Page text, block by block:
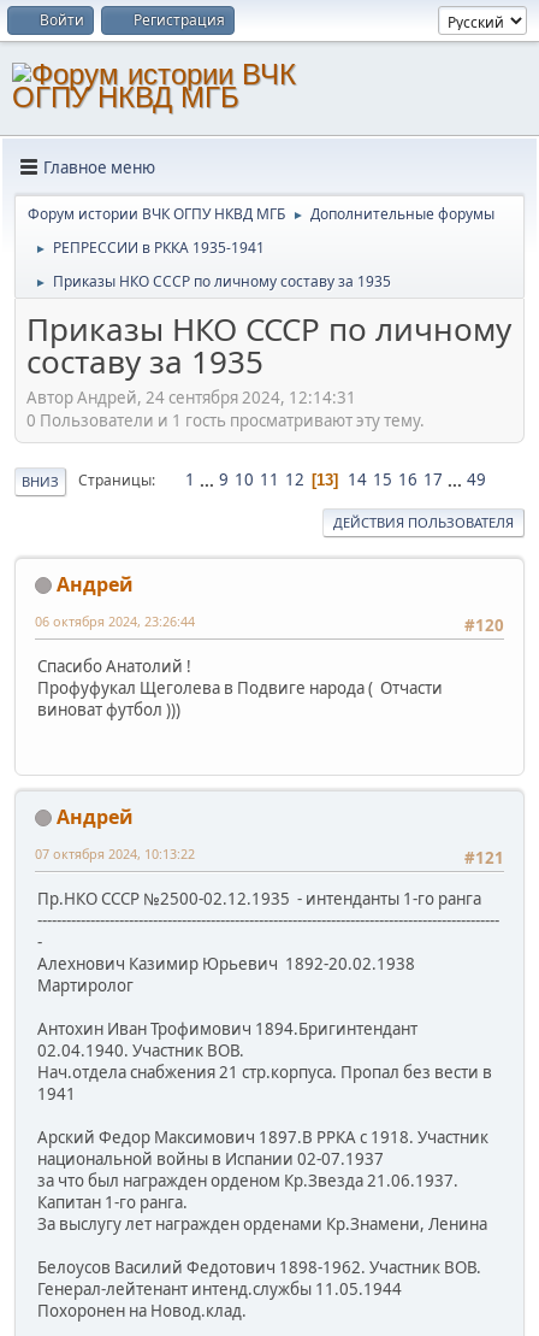
Войти Регистрация
Главное меню
Форум истории ВЧК ОГПУ НКВД МГБ ► Дополнительные форумы
► РЕПРЕССИИ в РККА 1935-1941
► Приказы НКО СССР по личному составу за 1935
Приказы НКО СССР по личному
составу за 1935
Автор Андрей, 24 сентября 2024, 12:14:31
0 Пользователи и 1 гость просматривают эту тему.
ВНИЗ Страницы 1 ... 9 10 11 12 13 14 15 16 17 ... 49
ДЕЙСТВИЯ ПОЛЬЗОВАТЕЛЯ
Андрей
#120
06 октября 2024, 23:26:44
Спасибо Анатолий !
Профуфукал Щеголева в Подвиге народа ( Отчасти
виноват футбол )))
Андрей
#121
07 октября 2024, 10:13:22
Пр.НКО СССР №2500-02.12.1935 - интенданты 1-го ранга
------------------------------------------------------------------------------------------------
-
Алехнович Казимир Юрьевич 1892-20.02.1938
Мартиролог
Антохин Иван Трофимович 1894.Бригинтендант
02.04.1940. Участник ВОВ.
Нач.отдела снабжения 21 стр.корпуса. Пропал без вести в
1941
Арский Федор Максимович 1897.В РРКА с 1918. Участник
национальной войны в Испании 02-07.1937
за что был награжден орденом Кр.Звезда 21.06.1937.
Капитан 1-го ранга.
За выслугу лет награжден орденами Кр.Знамени, Ленина
Белоусов Василий Федотович 1898-1962. Участник ВОВ.
Генерал-лейтенант интенд.службы 11.05.1944
Похоронен на Новод.клад.